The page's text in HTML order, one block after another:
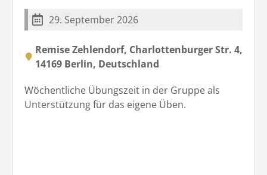
29. September 2026
Remise Zehlendorf, Charlottenburger Str. 4,
14169 Berlin, Deutschland
Wöchentliche Übungszeit in der Gruppe als
Unterstützung für das eigene Üben.